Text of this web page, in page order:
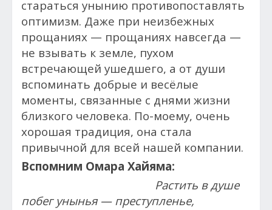
стараться унынию противопоставлять
оптимизм. Даже при неизбежных
прощаниях — прощаниях навсегда —
не взывать к земле, пухом
встречающей ушедшего, а от души
вспоминать добрые и весёлые
моменты, связанные с днями жизни
близкого человека. По-моему, очень
хорошая традиция, она стала
привычной для всей нашей компании.
Вспомним Омара Хайяма:
Растить в душе
побег унынья — преступленье,